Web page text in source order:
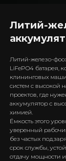
Литий-
Литий-железо-
LiFePO4 батарея,
клининговых
систем с высокой
проектов, где
аккумулятор с
химией.
Ёмкость этого
уверенный
без частых
срок службы,
отдачу мощности